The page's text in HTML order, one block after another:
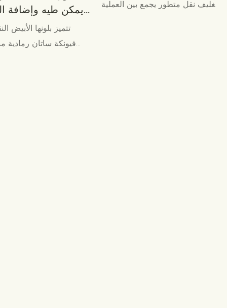
يمكن طيه وإضافة
تتميز بلونها الأبيض
فيونكة ساتان رمادية
تغليف نقل متطور يجمع بين العملية